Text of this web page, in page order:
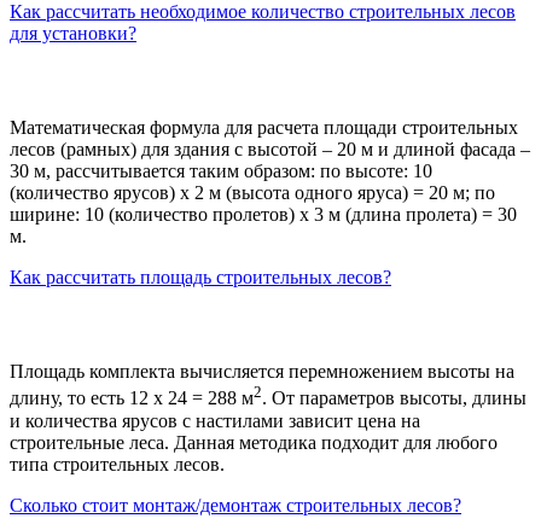
Как рассчитать необходимое количество строительных лесов
для установки?
Математическая формула для расчета площади строительных
лесов (рамных) для здания с высотой – 20 м и длиной фасада –
30 м, рассчитывается таким образом: по высоте: 10
(количество ярусов) х 2 м (высота одного яруса) = 20 м; по
ширине: 10 (количество пролетов) х 3 м (длина пролета) = 30
м.
Как рассчитать площадь строительных лесов?
Площадь комплекта вычисляется перемножением высоты на
длину, то есть 12 х 24 = 288 м2. От параметров высоты, длины
и количества ярусов с настилами зависит цена на
строительные леса. Данная методика подходит для любого
типа строительных лесов.
Сколько стоит монтаж/демонтаж строительных лесов?